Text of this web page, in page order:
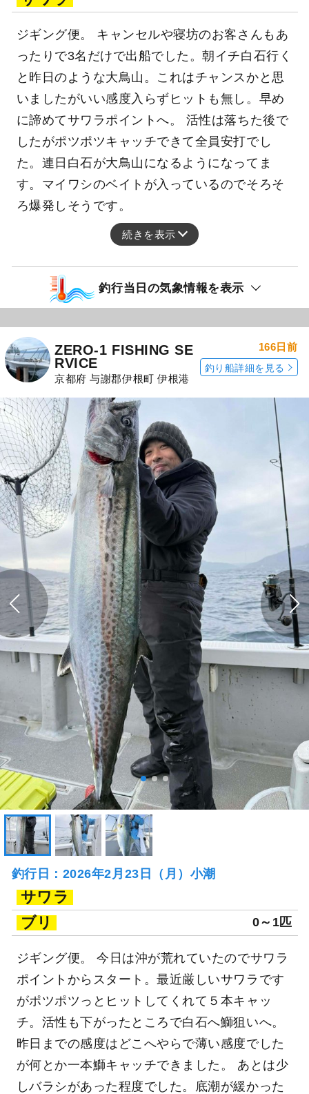
ジギング便。 キャンセルや寝坊のお客さんもあ
ったりで3名だけで出船でした。朝イチ白石行く
と昨日のような大鳥山。これはチャンスかと思
いましたがいい感度入らずヒットも無し。早め
に諦めてサワラポイントへ。 活性は落ちた後で
したがポツポツキャッチできて全員安打でし
た。連日白石が大鳥山になるようになってま
す。マイワシのベイトが入っているのでそろそ
ろ爆発しそうです。
続きを表示
釣行当日の気象情報を表示
ZERO-1 FISHING SE
RVICE
京都府 与謝郡伊根町 伊根港
166日前
釣り船詳細を見る
釣行日：2026年2月23日（月）小潮
サワラ
ブリ
0～1匹
ジギング便。 今日は沖が荒れていたのでサワラ
ポイントからスタート。最近厳しいサワラです
がポツポツっとヒットしてくれて５本キャッ
チ。活性も下がったところで白石へ鰤狙いへ。
昨日までの感度はどこへやらで薄い感度でした
が何とか一本鰤キャッチできました。 あとは少
しバラシがあった程度でした。底潮が緩かった